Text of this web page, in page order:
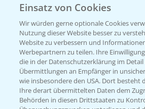
Beratung auf WhatsApp
T.+49 (0)174 346 564 1
KONTAKT
Hilfe in Notfällen
T.+49 (0)214/30-20220
Einsatz von Cookies
Wir würden gerne optionale Cookies
Nutzung dieser Website besser zu
Website zu verbessern und
Werbepartnern zu teilen. Ihre
die in der Datenschutzerklärung im
Übermittlungen an Empfänger in
wie insbesondere den USA. Dort besteht
Ihre derart übermittelten Daten dem
Behörden in diesen Drittstaaten zu